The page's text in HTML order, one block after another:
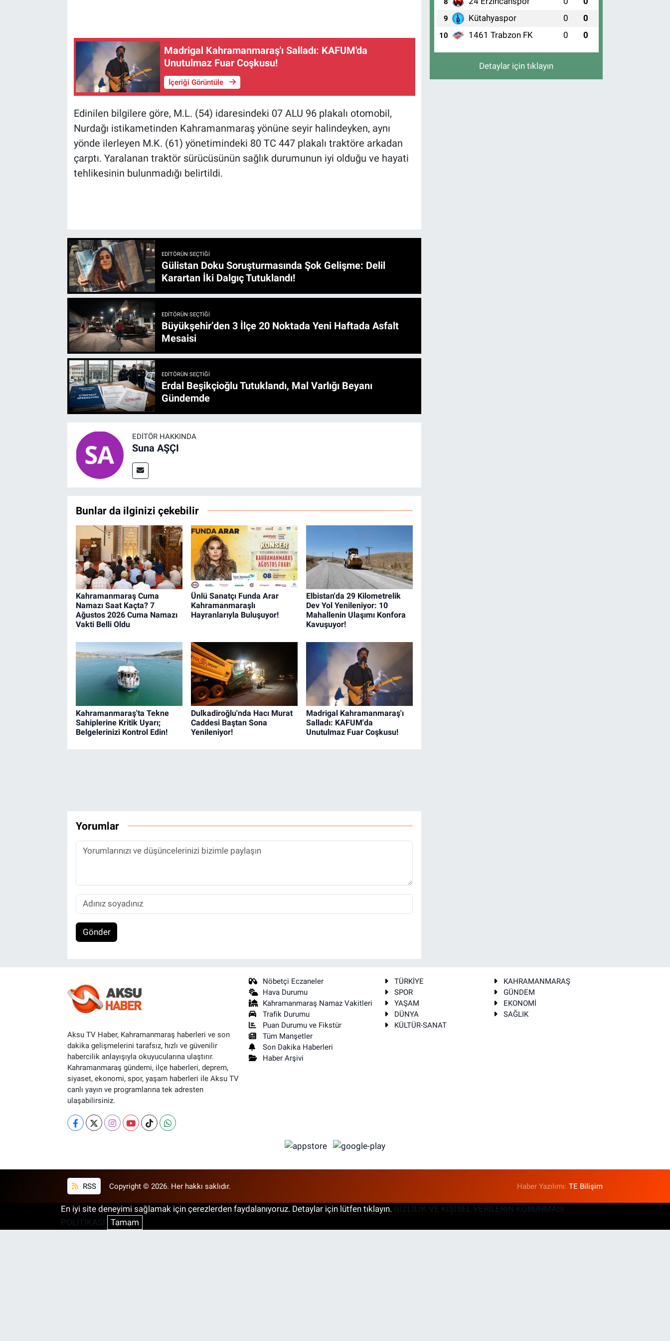
Madrigal Kahramanmaraş'ı Salladı: KAFUM'da
Unutulmaz Fuar Coşkusu!
İçeriği Görüntüle
Edinilen bilgilere göre, M.L. (54) idaresindeki 07 ALU 96 plakalı otomobil,
Nurdağı istikametinden Kahramanmaraş yönüne seyir halindeyken, aynı
yönde ilerleyen M.K. (61) yönetimindeki 80 TC 447 plakalı traktöre arkadan
çarptı. Yaralanan traktör sürücüsünün sağlık durumunun iyi olduğu ve hayati
tehlikesinin bulunmadığı belirtildi.
EDITÖRÜN SEÇTIĞI
Gülistan Doku Soruşturmasında Şok Gelişme: Delil
Karartan İki Dalgıç Tutuklandı!
EDITÖRÜN SEÇTIĞI
Büyükşehir’den 3 İlçe 20 Noktada Yeni Haftada Asfalt
Mesaisi
EDITÖRÜN SEÇTIĞI
Erdal Beşikçioğlu Tutuklandı, Mal Varlığı Beyanı
Gündemde
EDITÖR HAKKINDA
Suna AŞÇI
Bunlar da ilginizi çekebilir
Kahramanmaraş Cuma
Namazı Saat Kaçta? 7
Ağustos 2026 Cuma Namazı
Vakti Belli Oldu
Ünlü Sanatçı Funda Arar
Kahramanmaraşlı
Hayranlarıyla Buluşuyor!
Elbistan'da 29 Kilometrelik
Dev Yol Yenileniyor: 10
Mahallenin Ulaşımı Konfora
Kavuşuyor!
Kahramanmaraş'ta Tekne
Sahiplerine Kritik Uyarı;
Belgelerinizi Kontrol Edin!
Dulkadiroğlu'nda Hacı Murat
Caddesi Baştan Sona
Yenileniyor!
Madrigal Kahramanmaraş'ı
Salladı: KAFUM'da
Unutulmaz Fuar Coşkusu!
Yorumlar
Gönder
9 Kütahyaspor 0 0
10 1461 Trabzon FK 0 0
Detaylar için tıklayın
Aksu TV Haber, Kahramanmaraş haberleri ve son
dakika gelişmelerini tarafsız, hızlı ve güvenilir
habercilik anlayışıyla okuyucularına ulaştırır.
Kahramanmaraş gündemi, ilçe haberleri, deprem,
siyaset, ekonomi, spor, yaşam haberleri ile Aksu TV
canlı yayın ve programlarına tek adresten
ulaşabilirsiniz.
Nöbetçi Eczaneler
Hava Durumu
Kahramanmaraş Namaz Vakitleri
Trafik Durumu
Puan Durumu ve Fikstür
Tüm Manşetler
Son Dakika Haberleri
Haber Arşivi
TÜRKİYE
KAHRAMANMARAŞ
SPOR
GÜNDEM
YAŞAM
EKONOMİ
DÜNYA
SAĞLIK
KÜLTÜR-SANAT
RSS Copyright © 2026. Her hakkı saklıdır. Haber Yazılımı:TE Bilişim
En iyi site deneyimi sağlamak için çerezlerden faydalanıyoruz. Detaylar için lütfen tıklayın. GİZLİLİK VE KİŞİSEL VERİLERİN KORUNMASI
POLİTİKASI
Tamam